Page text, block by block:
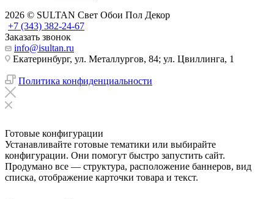
2026 © SULTAN Свет Обои Пол Декор
+7 (343) 382-24-67
Заказать звонок
info@isultan.ru
Екатеринбург, ул. Металлургов, 84; ул. Цвиллинга, 1
Политика конфиденциальности
Готовые конфигурации
Устанавливайте готовые тематики или выбирайте
конфигурации. Они помогут быстро запустить сайт.
Продумано все — структура, расположение баннеров, вид
списка, отображение карточки товара и текст.